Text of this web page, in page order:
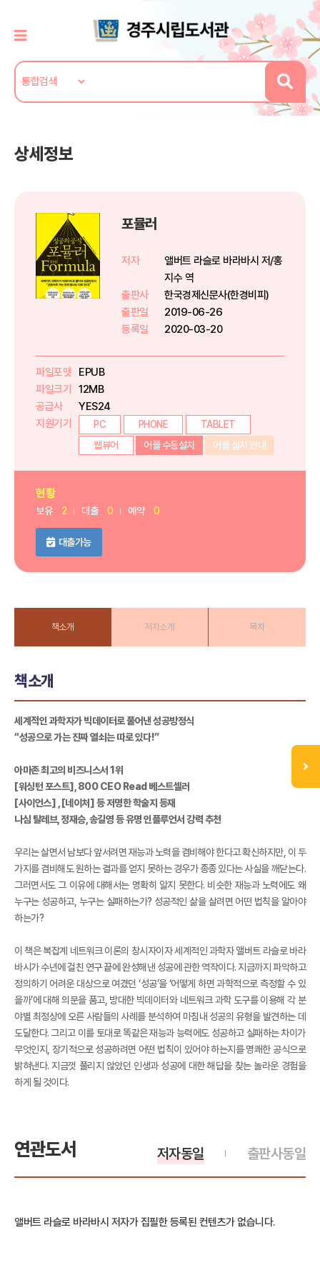
상세정보
포뮬러
저자
앨버트 라슬로 바라바시 저/홍
지수 역
출판사
한국경제신문사(한경비피)
출판일
2019-06-26
등록일
2020-03-20
파일포맷
EPUB
파일크기
12MB
공급사
YES24
지원기기
PC PHONE
TABLET
웹뷰어
어플 수동설치 어플 설치 안내
현황
보유 2 대출 0 예약 0
대출가능
책소개 저자소개 목차
책소개
세계적인 과학자가 빅데이터로 풀어낸 성공방정식
“성공으로 가는 진짜 열쇠는 따로 있다!”
아마존 최고의 비즈니스서 1위
[워싱턴 포스트], 800 CEO Read 베스트셀러
[사이언스] , [네이처] 등 저명한 학술지 등재
나심 탈레브, 정재승, 송길영 등 유명 인플루언서 강력 추천
우리는 살면서 남보다 앞서려면 재능과 노력을 겸비해야 한다고 확신하지만, 이 두
가지를 겸비해도 원하는 결과를 얻지 못하는 경우가 종종 있다는 사실을 깨닫는다.
그러면서도 그 이유에 대해서는 명확히 알지 못한다. 비슷한 재능과 노력에도 왜
누구는 성공하고, 누구는 실패하는가? 성공적인 삶을 살려면 어떤 법칙을 알아야
하는가?
이 책은 복잡계 네트워크 이론의 창시자이자 세계적인 과학자 앨버트 라슬로 바라
바시가 수년에 걸친 연구 끝에 완성해낸 성공에 관한 역작이다. 지금까지 파악하고
정의하기 어려운 대상으로 여겼던 ‘성공’을 ‘어떻게 하면 과학적으로 측정할 수 있
을까’에 대해 의문을 품고, 방대한 빅데이터와 네트워크 과학 도구를 이용해 각 분
야별 최정상에 오른 사람들의 사례를 분석하여 마침내 성공의 유형을 발견하는 데
도달한다. 그리고 이를 토대로 똑같은 재능과 능력에도 성공하고 실패하는 차이가
무엇인지, 장기적으로 성공하려면 어떤 법칙이 있어야 하는지를 명쾌한 공식으로
밝혀낸다. 지금껏 풀리지 않았던 인생과 성공에 대한 해답을 찾는 놀라운 경험을
하게 될 것이다.
연관도서 출판사동일
저자동일
앨버트 라슬로 바라바시 저자가 집필한 등록된 컨텐츠가 없습니다.